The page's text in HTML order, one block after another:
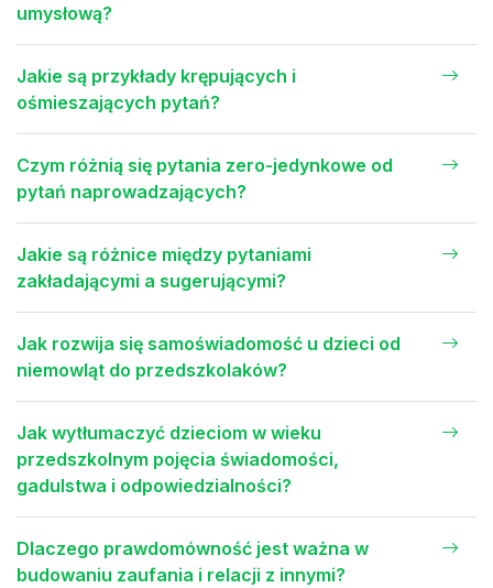
umysłową?
Jakie są przykłady krępujących i
ośmieszających pytań?
Czym różnią się pytania zero-jedynkowe od
pytań naprowadzających?
Jakie są różnice między pytaniami
zakładającymi a sugerującymi?
Jak rozwija się samoświadomość u dzieci od
niemowląt do przedszkolaków?
Jak wytłumaczyć dzieciom w wieku
przedszkolnym pojęcia świadomości,
gadulstwa i odpowiedzialności?
Dlaczego prawdomówność jest ważna w
budowaniu zaufania i relacji z innymi?